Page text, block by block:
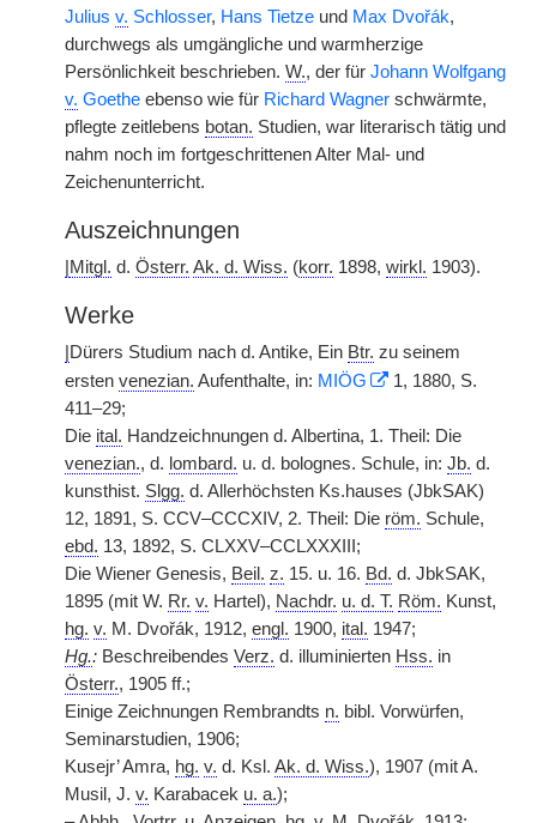
Julius v. Schlosser, Hans Tietze und Max Dvořák,
durchwegs als umgängliche und warmherzige
Persönlichkeit beschrieben. W., der für Johann Wolfgang
v. Goethe ebenso wie für Richard Wagner schwärmte,
pflegte zeitlebens botan. Studien, war literarisch tätig und
nahm noch im fortgeschrittenen Alter Mal- und
Zeichenunterricht.
Auszeichnungen
Mitgl. d. Österr. Ak. d. Wiss. (korr. 1898, wirkl. 1903).
Werke
Dürers Studium nach d. Antike, Ein Btr. zu seinem
ersten venezian. Aufenthalte, in: MIÖG
1, 1880, S.
411–29;
Die ital. Handzeichnungen d. Albertina, 1. Theil: Die
venezian., d. lombard. u. d. bolognes. Schule, in: Jb. d.
kunsthist. Slgg. d. Allerhöchsten Ks.hauses (JbkSAK)
12, 1891, S. CCV–CCCXIV, 2. Theil: Die röm. Schule,
ebd. 13, 1892, S. CLXXV–CCLXXXIII;
Die Wiener Genesis, Beil. z. 15. u. 16. Bd. d. JbkSAK,
1895 (mit W. Rr. v. Hartel), Nachdr. u. d. T. Röm. Kunst,
hg. v. M. Dvořák, 1912, engl. 1900, ital. 1947;
Hg.: Beschreibendes Verz. d. illuminierten Hss. in
Österr., 1905 ff.;
Einige Zeichnungen Rembrandts n. bibl. Vorwürfen,
Seminarstudien, 1906;
Kusejr’ Amra, hg. v. d. Ksl. Ak. d. Wiss.), 1907 (mit A.
Musil, J. v. Karabacek u. a.);